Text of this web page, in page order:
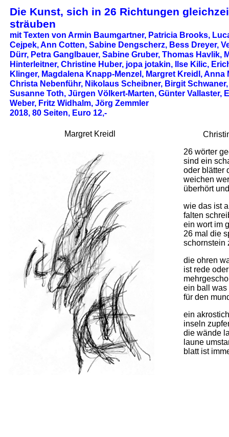
Die Kunst, sich in 26 Richtungen
sträuben
mit Texten von Armin Baumgartner, Patricia Brooks,
Cejpek, Ann Cotten, Sabine Dengscherz, Bess Dreyer,
Dürr, Petra Ganglbauer, Sabine Gruber, Thomas Havlik,
Hinterleitner, Christine Huber, jopa jotakin, Ilse Kilic,
Klinger, Magdalena Knapp-Menzel, Margret Kreidl, Anna
Christa Nebenführ, Nikolaus Scheibner, Birgit Schwaner,
Susanne Toth, Jürgen Völkert-Marten, Günter Vallaster,
Weber, Fritz Widhalm, Jörg Zemmler
2018, 80 Seiten, Euro 12,-
Margret Kreidl
26 wörter
sind ein
oder blätter
weichen
überhört
wie das ist
falten
ein wort im
26 mal die
schornstein
die ohren
ist rede
ein ball was
für den
ein
inseln
die wände
laune
blatt ist